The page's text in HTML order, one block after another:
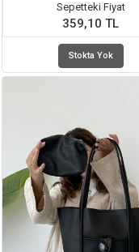
Sepetteki Fiyat
359,10 TL
Stokta Yok